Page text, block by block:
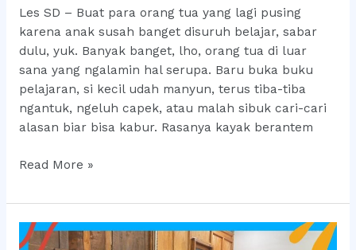
Les SD – Buat para orang tua yang lagi pusing
karena anak susah banget disuruh belajar, sabar
dulu, yuk. Banyak banget, lho, orang tua di luar
sana yang ngalamin hal serupa. Baru buka buku
pelajaran, si kecil udah manyun, terus tiba-tiba
ngantuk, ngeluh capek, atau malah sibuk cari-cari
alasan biar bisa kabur. Rasanya kayak berantem
Metode
di
Les
SD
Read More »